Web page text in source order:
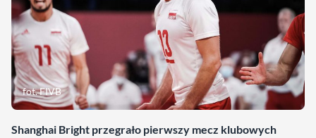
fot. FIVB
Shanghai Bright przegrało pierwszy mecz klubowych